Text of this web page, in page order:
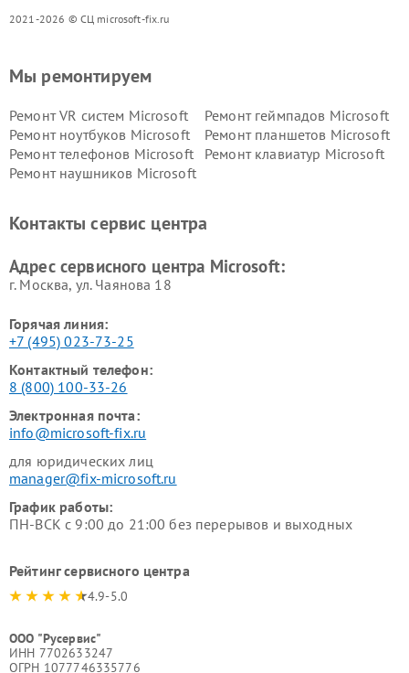
2021-2026 © СЦ microsoft-fix.ru
Мы ремонтируем
Ремонт VR систем Microsoft
Ремонт геймпадов Microsoft
Ремонт ноутбуков Microsoft
Ремонт планшетов Microsoft
Ремонт телефонов Microsoft
Ремонт клавиатур Microsoft
Ремонт наушников Microsoft
Контакты сервис центра
Адрес сервисного центра Microsoft:
г. Москва, ул. Чаянова 18
Горячая линия:
+7 (495) 023-73-25
Контактный телефон:
8 (800) 100-33-26
Электронная почта:
info@microsoft-fix.ru
для юридических лиц
manager@fix-microsoft.ru
График работы:
ПН-ВСК с 9:00 до 21:00 без перерывов и выходных
Рейтинг сервисного центра
4.9-5.0
ООО "Русервис"
ИНН 7702633247
ОГРН 1077746335776